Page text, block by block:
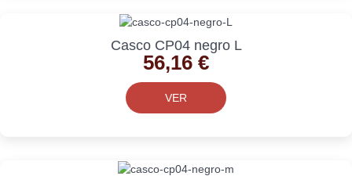
Casco CP04 negro L
56,16 €
VER